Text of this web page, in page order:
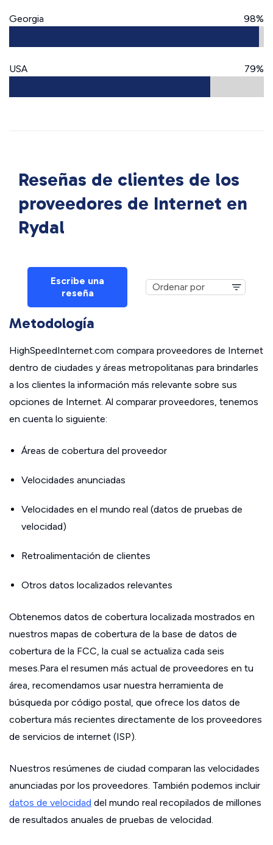
Georgia 98%
USA 79%
Reseñas de clientes de los
proveedores de Internet en
Rydal
Escribe una
reseña
Metodología
HighSpeedInternet.com compara proveedores de Internet
dentro de ciudades y áreas metropolitanas para brindarles
a los clientes la información más relevante sobre sus
opciones de Internet. Al comparar proveedores, tenemos
en cuenta lo siguiente:
Áreas de cobertura del proveedor
Velocidades anunciadas
Velocidades en el mundo real (datos de pruebas de
velocidad)
Retroalimentación de clientes
Otros datos localizados relevantes
Obtenemos datos de cobertura localizada mostrados en
nuestros mapas de cobertura de la base de datos de
cobertura de la FCC, la cual se actualiza cada seis
meses.Para el resumen más actual de proveedores en tu
área, recomendamos usar nuestra herramienta de
búsqueda por código postal, que ofrece los datos de
cobertura más recientes directamente de los proveedores
de servicios de internet (ISP).
Nuestros resúmenes de ciudad comparan las velocidades
anunciadas por los proveedores. También podemos incluir
datos de velocidad del mundo real recopilados de millones
de resultados anuales de pruebas de velocidad.